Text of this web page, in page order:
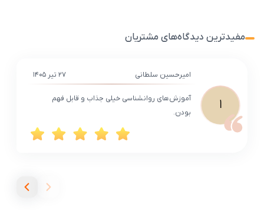
مفیدترین دیدگاه‌های مشتریان
ا
امیرحسین سلطانی ۲۷ تیر ۱۴۰۵
آموزش‌های روانشناسی خیلی جذاب و قابل فهم
بودن.